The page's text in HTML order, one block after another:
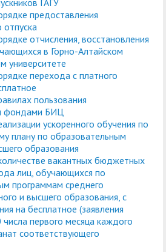
ГАГУ
предоставления
отпуска
отчисления, восстановления
в Горно-Алтайском
университете
перехода с платного
пользования
фондами БИЦ
ускоренного обучения по
плану по образовательным
образования
вакантных бюджетных
лиц, обучающихся по
программам среднего
и высшего образования, с
на бесплатное (заявления
первого месяца каждого
соответствующего